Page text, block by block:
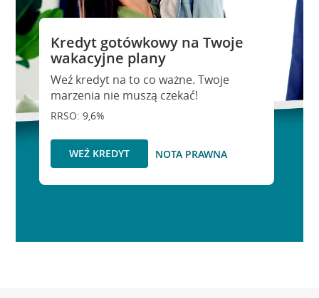
Kredyt gotówkowy na Twoje
wakacyjne plany
Weź kredyt na to co ważne. Twoje
marzenia nie muszą czekać!
RRSO: 9,6%
WEŹ KREDYT NOTA PRAWNA